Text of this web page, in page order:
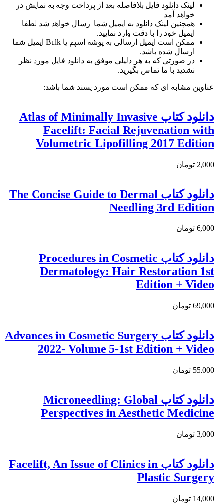
لینک دانلود فایل بلافاصله بعد از پرداخت وجه به نمایش در
خواهد آمد.
همچنین لینک دانلود به ایمیل شما ارسال خواهد شد لطفا
ایمیل خود را با دقت وارد نمایید.
ممکن است ایمیل ارسالی به پوشه اسپم یا Bulk ایمیل شما
ارسال شده باشد.
در صورتی که به هر دلیلی موفق به دانلود فایل مورد نظر
نشدید با ما تماس بگیرید.
عناوین مشابه ای که ممکن است مورد پسند شما باشد:
دانلود کتاب Atlas of Minimally Invasive
Facelift: Facial Rejuvenation with
Volumetric Lipofilling 2017 Edition
2,000 تومان
دانلود کتاب The Concise Guide to Dermal
Needling 3rd Edition
6,000 تومان
دانلود كتاب Procedures in Cosmetic
Dermatology: Hair Restoration 1st
Edition + Video
69,000 تومان
دانلود كتاب Advances in Cosmetic Surgery
2022- Volume 5-1st Edition + Video
55,000 تومان
دانلود کتاب Microneedling: Global
Perspectives in Aesthetic Medicine
3,000 تومان
دانلود کتاب Facelift, An Issue of Clinics in
Plastic Surgery
14,000 تومان